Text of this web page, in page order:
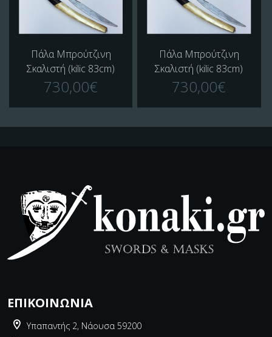
Πάλα Μπρούτζινη
Σκαλιστή (kilic 83cm)
730,00€
Πάλα Μπρούτζινη
Σκαλιστή (kilic 83cm)
730,00€
ΕΠΙΚΟΙΝΩΝΊΑ
Υπαπαντής 2, Νάουσα 59200